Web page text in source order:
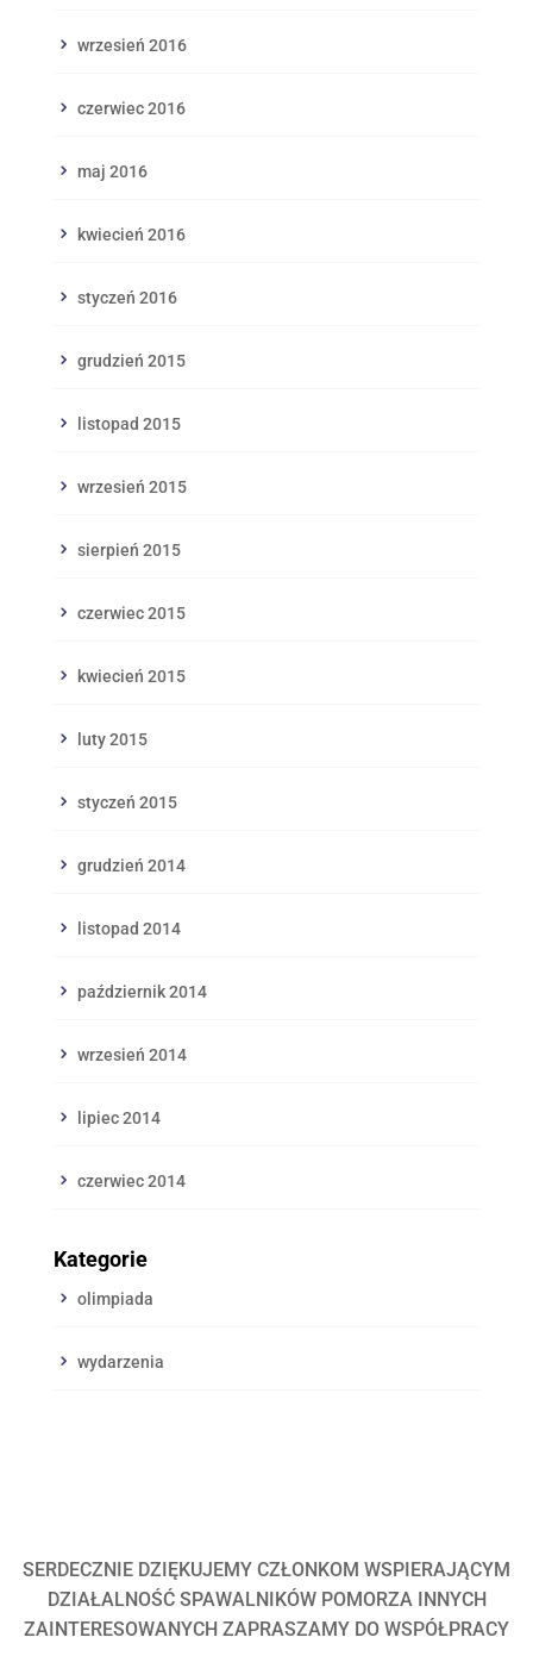
wrzesień 2016
czerwiec 2016
maj 2016
kwiecień 2016
styczeń 2016
grudzień 2015
listopad 2015
wrzesień 2015
sierpień 2015
czerwiec 2015
kwiecień 2015
luty 2015
styczeń 2015
grudzień 2014
listopad 2014
październik 2014
wrzesień 2014
lipiec 2014
czerwiec 2014
Kategorie
olimpiada
wydarzenia
SERDECZNIE DZIĘKUJEMY CZŁONKOM WSPIERAJĄCYM
DZIAŁALNOŚĆ SPAWALNIKÓW POMORZA INNYCH
ZAINTERESOWANYCH ZAPRASZAMY DO WSPÓŁPRACY